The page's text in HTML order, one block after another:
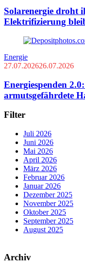
Solarenergie droht
Elektrifizierung
Energie
27.07.202626.07.2026
Energiespenden
armutsgefährdete
Filter
Juli 2026
Juni 2026
Mai 2026
April 2026
März 2026
Februar 2026
Januar 2026
Dezember 2025
November 2025
Oktober 2025
September 2025
August 2025
Archiv